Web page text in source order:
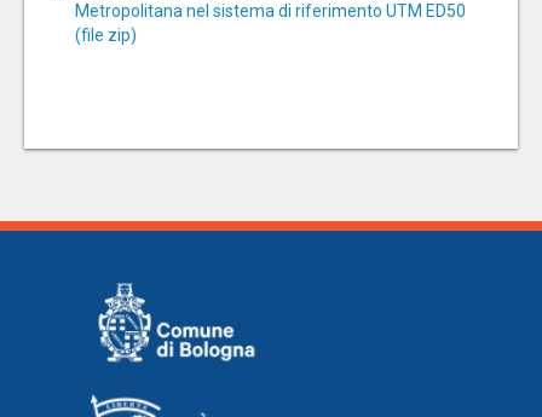
Metropolitana nel sistema di riferimento UTM ED50
(file zip)